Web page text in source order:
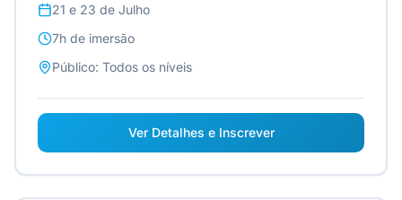
21 e 23 de Julho
7h de imersão
Público: Todos os níveis
Ver Detalhes e Inscrever